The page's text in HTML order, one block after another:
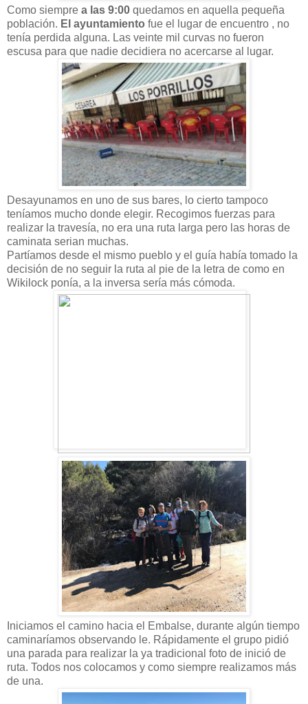
Como siempre a las 9:00 quedamos en aquella pequeña
población. El ayuntamiento fue el lugar de encuentro , no
tenía perdida alguna. Las veinte mil curvas no fueron
escusa para que nadie decidiera no acercarse al lugar.
Desayunamos en uno de sus bares, lo cierto tampoco
teníamos mucho donde elegir. Recogimos fuerzas para
realizar la travesía, no era una ruta larga pero las horas de
caminata serian muchas.
Partíamos desde el mismo pueblo y el guía había tomado la
decisión de no seguir la ruta al pie de la letra de como en
Wikilock ponía, a la inversa sería más cómoda.
Iniciamos el camino hacia el Embalse, durante algún tiempo
caminaríamos observando le. Rápidamente el grupo pidió
una parada para realizar la ya tradicional foto de inició de
ruta. Todos nos colocamos y como siempre realizamos más
de una.